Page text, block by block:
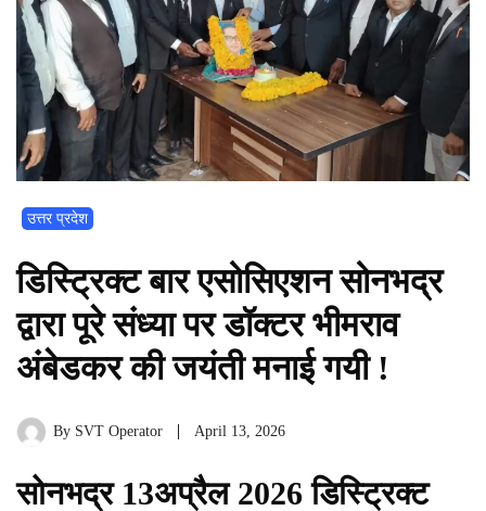
उत्तर प्रदेश
डिस्ट्रिक्ट बार एसोसिएशन सोनभद्र
द्वारा पूरे संध्या पर डॉक्टर भीमराव
अंबेडकर की जयंती मनाई गयी !
By SVT Operator April 13, 2026
सोनभद्र 13अप्रैल 2026 डिस्ट्रिक्ट